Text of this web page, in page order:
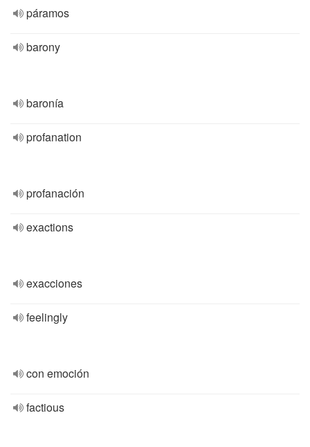
páramos
barony
baronía
profanation
profanación
exactions
exacciones
feelingly
con emoción
factious